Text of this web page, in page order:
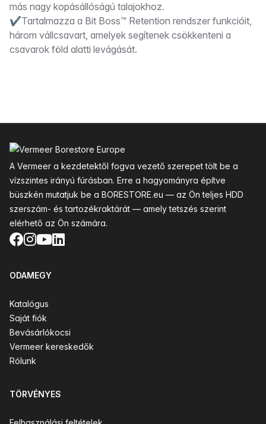
más nagy kopásállóságú talajokhoz.
✔Tartalmazza a Bit Boss™ Retention rendszer funkcióit,
három vállcsavart, amelyek segítenek csökkenteni a
csavarok föld alatti levágását.
A Vermeer a kezdetektől fogva vezető szerepet tölt be a
vízszintes irányú fúrásban. Erre a hagyományra építve
büszkén mutatjuk be a BORESTORE.eu — az Ön teljes HDD
szerszám- és tartozékraktárát — amely tetszés szerint
elérhető az Ön számára.
Facebook
Instagram
YouTube
LinkedIn
ODAMEGY
Katalógus
Saját fiók
Bevásárlókocsi
Vermeer kereskedők
Rólunk
TÖRVÉNYES